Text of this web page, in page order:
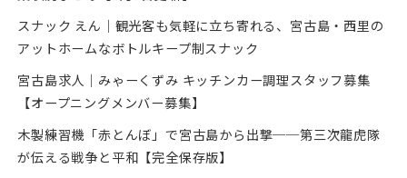
スナック えん｜観光客も気軽に立ち寄れる、宮古島・西里の
アットホームなボトルキープ制スナック
宮古島求人｜みゃーくずみ キッチンカー調理スタッフ募集
【オープニングメンバー募集】
木製練習機「赤とんぼ」で宮古島から出撃──第三次龍虎隊
が伝える戦争と平和【完全保存版】